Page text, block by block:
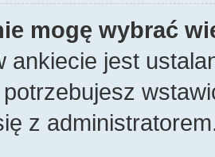
mogę wybrać
ankiecie jest
z